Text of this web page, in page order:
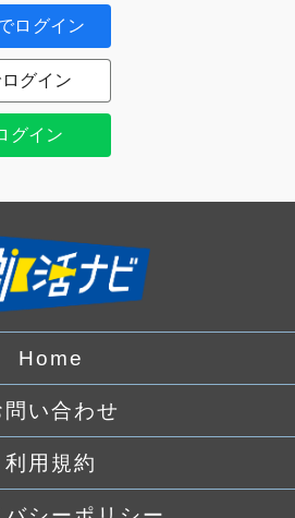
ログイン
グイン
グイン
Home
問い合わせ
利用規約